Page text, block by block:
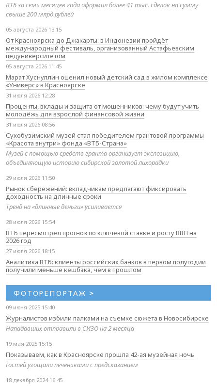
ВТБ за семь месяцев года оформил более 41 тыс. сделок на сумму
свыше 200 млрд рублей
05 августа 2026 13:15
От Красноярска до Джакарты: в Индонезии пройдёт
международный фестиваль, организованный Астафьевским
педуниверситетом
05 августа 2026 11:45
Марат Хуснуллин оценил новый детский сад в жилом комплексе
«Универс» в Красноярске
31 июля 2026 12:28
Проценты, вклады и защита от мошенников: чему будут учить
молодёжь для взрослой финансовой жизни
31 июля 2026 08:56
Сухобузимский музей стал победителем грантовой программы
«Красота внутри» фонда «ВТБ-Страна»
Музей с помощью средств гранта организует экспозицию,
объединяющую историю сибирской золотой лихорадки
29 июля 2026 11:50
Рынок сбережений: вкладчикам предлагают фиксировать
доходность на длинные сроки
Тренд на «длинные деньги» усиливается
28 июля 2026 15:54
ВТБ пересмотрел прогноз по ключевой ставке и росту ВВП на
2026 год
27 июля 2026 18:15
Аналитика ВТБ: клиенты российских банков в первом полугодии
получили меньше кешбэка, чем в прошлом
ФОТОРЕПОРТАЖ >
09 июня 2025 15:40
Журналистов избили палками на съемке сюжета в Новосибирске
Нападавших отправили в СИЗО на 2 месяца
19 мая 2025 15:15
Показываем, как в Красноярске прошла 42-ая музейная ночь
Гостей угощали печеньками с предсказанием
18 декабря 2024 16:45